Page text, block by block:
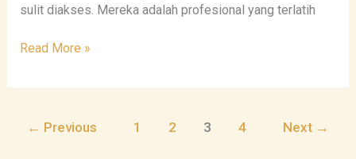
sulit diakses. Mereka adalah profesional yang terlatih
Read More »
← Previous 1 2 3 4 Next →